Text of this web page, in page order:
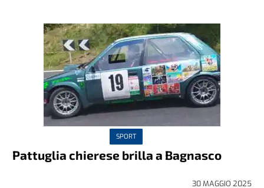
SPORT
Pattuglia chierese brilla a Bagnasco
30 MAGGIO 2025